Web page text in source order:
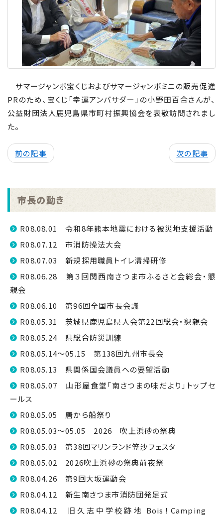
サマージャンボ宝くじおよびサマージャンボミニの販売促進
PRのため、宝くじ「幸運アンバサダー」の小野田百合さんが、
公益財団法人鹿児島県市町村振興協会を表敬訪問されまし
た。
前の記事 次の記事
市長の動き
R08.08.01 令和8年熊本地震における被災地支援活動
R08.07.12 市消防操法大会
R08.07.03 新規採用職員トイレ清掃研修
R08.06.28 第３回関西南さつま市ふるさと会総会・懇
親会
R08.06.10 第96回全国市長会議
R08.05.31 茨城県鹿児島県人会第22回総会・懇親会
R08.05.24 県総合防災訓練
R08.05.14～05.15 第138回九州市長会
R08.05.13 県関係国会議員への要望活動
R08.05.07 山形屋食堂「南さつまの味だより」トップセ
ールス
R08.05.05 唐から船祭り
R08.05.03～05.05 2026 吹上浜砂の祭典
R08.05.03 第38回マリンランド笠沙フェスタ
R08.05.02 2026吹上浜砂の祭典前夜祭
R08.04.26 第9回大坂運動会
R08.04.12 新生南さつま市消防団発足式
R08.04.12 旧久志中学校跡地 Bois！Camping